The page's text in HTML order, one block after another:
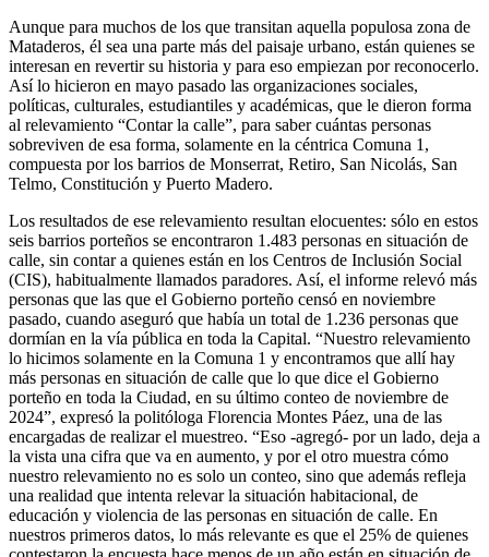
Aunque para muchos de los que transitan aquella populosa zona de
Mataderos, él sea una parte más del paisaje urbano, están quienes se
interesan en revertir su historia y para eso empiezan por reconocerlo.
Así lo hicieron en mayo pasado las organizaciones sociales,
políticas, culturales, estudiantiles y académicas, que le dieron forma
al relevamiento “Contar la calle”, para saber cuántas personas
sobreviven de esa forma, solamente en la céntrica Comuna 1,
compuesta por los barrios de Monserrat, Retiro, San Nicolás, San
Telmo, Constitución y Puerto Madero.
Los resultados de ese relevamiento resultan elocuentes: sólo en estos
seis barrios porteños se encontraron 1.483 personas en situación de
calle, sin contar a quienes están en los Centros de Inclusión Social
(CIS), habitualmente llamados paradores. Así, el informe relevó más
personas que las que el Gobierno porteño censó en noviembre
pasado, cuando aseguró que había un total de 1.236 personas que
dormían en la vía pública en toda la Capital. “Nuestro relevamiento
lo hicimos solamente en la Comuna 1 y encontramos que allí hay
más personas en situación de calle que lo que dice el Gobierno
porteño en toda la Ciudad, en su último conteo de noviembre de
2024”, expresó la politóloga Florencia Montes Páez, una de las
encargadas de realizar el muestreo. “Eso -agregó- por un lado, deja a
la vista una cifra que va en aumento, y por el otro muestra cómo
nuestro relevamiento no es solo un conteo, sino que además refleja
una realidad que intenta relevar la situación habitacional, de
educación y violencia de las personas en situación de calle. En
nuestros primeros datos, lo más relevante es que el 25% de quienes